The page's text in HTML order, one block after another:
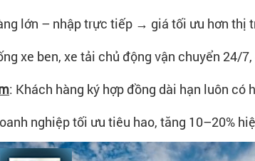
lớn – nhập trực tiếp → giá tối ưu hơn thị
xe ben, xe tải chủ động vận chuyển 24/
: Khách hàng ký hợp đồng dài hạn luôn có
nghiệp tối ưu tiêu hao, tăng 10–20%